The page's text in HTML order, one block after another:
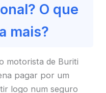
O que
mais?
motorista de Buriti
pagar por um
logo num seguro